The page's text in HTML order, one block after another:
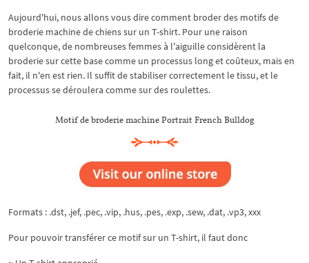
Aujourd'hui, nous allons vous dire comment broder des motifs de
broderie machine de chiens sur un T-shirt. Pour une raison
quelconque, de nombreuses femmes à l'aiguille considèrent la
broderie sur cette base comme un processus long et coûteux, mais en
fait, il n'en est rien. Il suffit de stabiliser correctement le tissu, et le
processus se déroulera comme sur des roulettes.
Motif de broderie machine Portrait French Bulldog
Formats : .dst, .jef, .pec, .vip, .hus, .pes, .exp, .sew, .dat, .vp3, xxx
Pour pouvoir transférer ce motif sur un T-shirt, il faut donc